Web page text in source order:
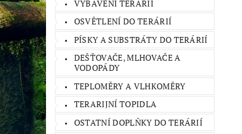
VYBAVENÍ TERÁRIÍ
OSVĚTLENÍ DO TERÁRIÍ
PÍSKY A SUBSTRÁTY DO TERÁRIÍ
DEŠŤOVAČE, MLHOVAČE A
VODOPÁDY
TEPLOMĚRY A VLHKOMĚRY
TERARIJNÍ TOPIDLA
OSTATNÍ DOPLŇKY DO TERÁRIÍ